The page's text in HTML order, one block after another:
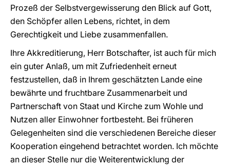
Prozeß der Selbstvergewisserung den Blick auf Gott,
den Schöpfer allen Lebens, richtet, in dem
Gerechtigkeit und Liebe zusammenfallen.
Ihre Akkreditierung, Herr Botschafter, ist auch für mich
ein guter Anlaß, um mit Zufriedenheit erneut
festzustellen, daß in Ihrem geschätzten Lande eine
bewährte und fruchtbare Zusammenarbeit und
Partnerschaft von Staat und Kirche zum Wohle und
Nutzen aller Einwohner fortbesteht. Bei früheren
Gelegenheiten sind die verschiedenen Bereiche dieser
Kooperation eingehend betrachtet worden. Ich möchte
an dieser Stelle nur die Weiterentwicklung der